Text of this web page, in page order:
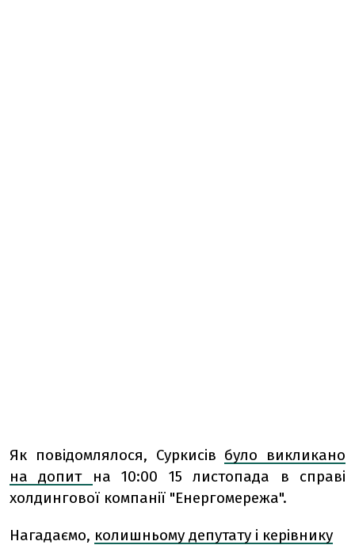
Як повідомлялося, Суркисів було викликано
на допит на 10:00 15 листопада в справі
холдингової компанії "Енергомережа".
Нагадаємо, колишньому депутату і керівнику